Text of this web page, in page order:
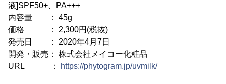
液]SPF50+、PA+++
内容量 ： 45g
価格 ： 2,300円(税抜)
発売日 ： 2020年4月7日
開発・販売： 株式会社メイコー化粧品
URL ：
https://phytogram.jp/uvmilk/